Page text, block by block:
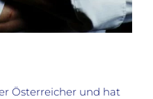
Österreicher und hat